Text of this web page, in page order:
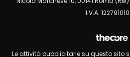
I.V.A.
Le attività pubblicitarie su questo sito